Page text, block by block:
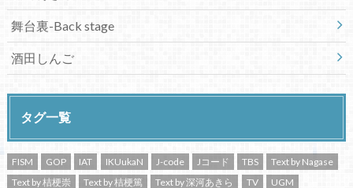
舞台裏-Back stage
酒田しんご
タグ一覧
FISM GOP IAT IKUukaN J-code Jコード TBS
Text by Nagase
Text by 桔梗崇
Text by 桔梗篤 Text by 深河あきら TV UGM